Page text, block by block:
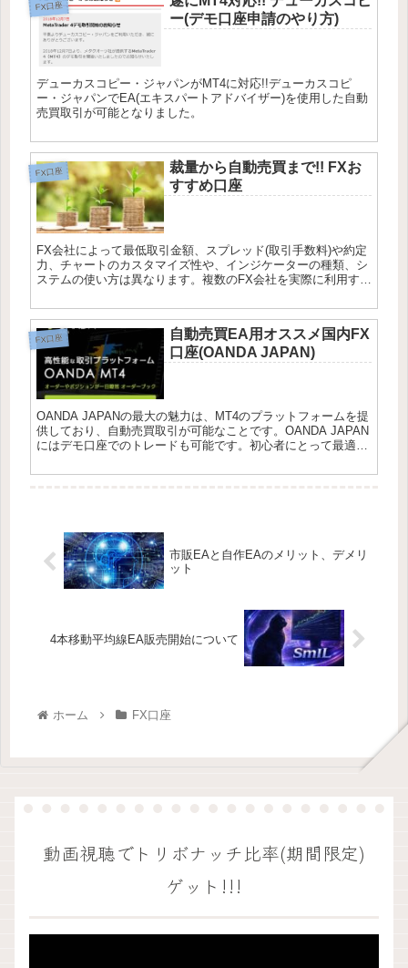
FX口座
ー(デモ口座申請のやり方)
デューカスコピー・ジャパンがMT4に対応!!デューカスコピ
ー・ジャパンでEA(エキスパートアドバイザー)を使用した自動
売買取引が可能となりました。
FX口座
裁量から自動売買まで!! FXお
すすめ口座
FX会社によって最低取引金額、スプレッド(取引手数料)や約定
力、チャートのカスタマイズ性や、インジケーターの種類、シ
ステムの使い方は異なります。複数のFX会社を実際に利用する
ードが実現します。
FX口座
自動売買EA用オススメ国内FX
口座(OANDA JAPAN)
OANDA JAPANの最大の魅力は、MT4のプラットフォームを提
供しており、自動売買取引が可能なことです。OANDA JAPAN
にはデモ口座でのトレードも可能です。初心者にとって最適な
市販EAと自作EAのメリット、デメリ
ット
4本移動平均線EA販売開始について
ホーム FX口座
動画視聴でトリボナッチ比率(期間限定)
ゲット!!!